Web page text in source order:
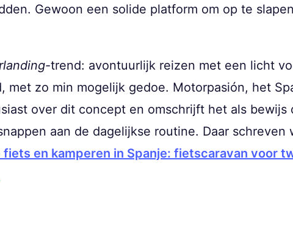
Gewoon een solide platform om op te
-trend: avontuurlijk reizen met een licht
zo min mogelijk gedoe. Motorpasión, het
over dit concept en omschrijft het als bewijs
aan de dagelijkse routine. Daar schreven
fiets en kamperen in Spanje: fietscaravan voor